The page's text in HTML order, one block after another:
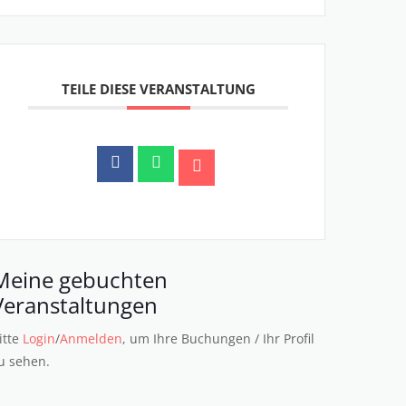
TEILE DIESE VERANSTALTUNG
gebuchten
Login/Anmelden, um Ihre Buchungen / Ihr Profil
sehen.